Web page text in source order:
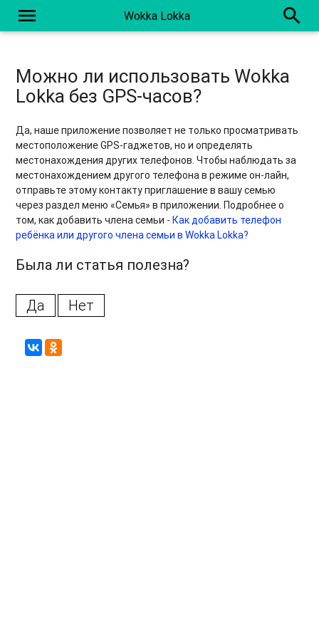
menu Wokka Lokka search
Можно ли использовать Wokka
Lokka без GPS-часов?
Да, наше приложение позволяет не только просматривать
местоположение GPS-гаджетов, но и определять
местонахождения других телефонов. Чтобы наблюдать за
местонахождением другого телефона в режиме он-лайн,
отправьте этому контакту приглашение в вашу семью
через раздел меню «Семья» в приложении. Подробнее о
том, как добавить члена семьи -Как добавить телефон
ребёнка или другого члена семьи в Wokka Lokka?
Была ли статья полезна?
Да Нет